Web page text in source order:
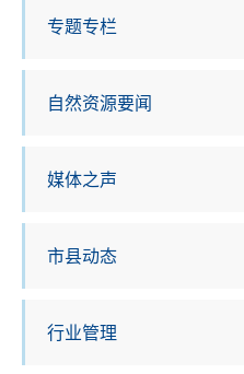
专题专栏
自然资源要闻
媒体之声
市县动态
行业管理